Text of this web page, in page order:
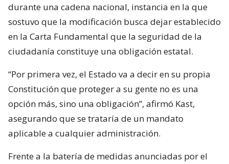
durante una cadena nacional, instancia en la que
sostuvo que la modificación busca dejar establecido
en la Carta Fundamental que la seguridad de la
ciudadanía constituye una obligación estatal.
“Por primera vez, el Estado va a decir en su propia
Constitución que proteger a su gente no es una
opción más, sino una obligación”, afirmó Kast,
asegurando que se trataría de un mandato
aplicable a cualquier administración.
Frente a la batería de medidas anunciadas por el